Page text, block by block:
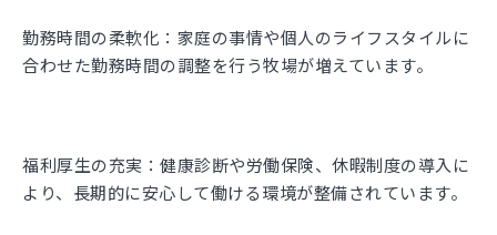
勤務時間の柔軟化： 家庭の事情や個人のライフスタイルに
合わせた勤務時間の調整を行う牧場が増えています。
福利厚生の充実： 健康診断や労働保険、休暇制度の導入に
より、長期的に安心して働ける環境が整備されています。